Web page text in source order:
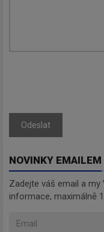
Odeslat
NOVINKY EMAILEM
Zadejte váš email a
informace, maximálně